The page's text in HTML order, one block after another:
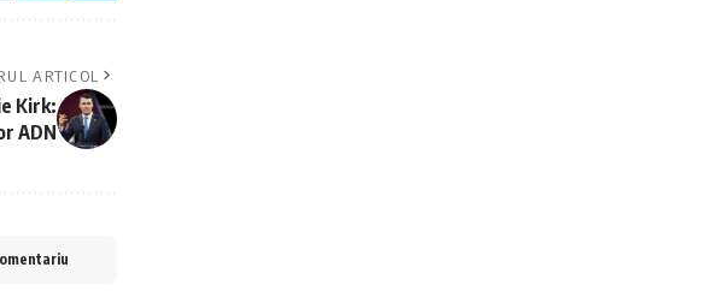
ARTICOL
Kirk:
ADN